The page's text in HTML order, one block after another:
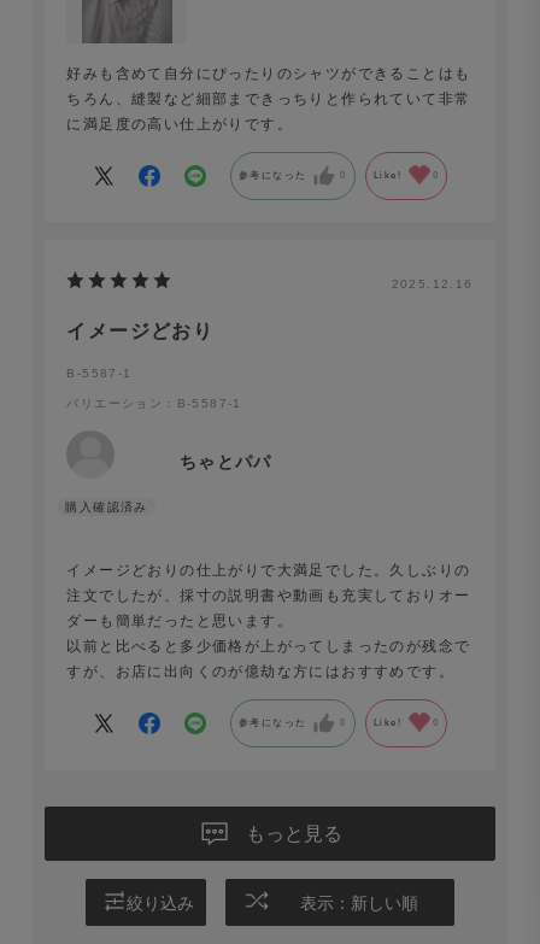
好みも含めて自分にぴったりのシャツができることはも
ちろん、縫製など細部まできっちりと作られていて非常
に満足度の高い仕上がりです。
参考になった 0 Like! 0
2025.12.16
イメージどおり
B-5587-1
バリエーション：B-5587-1
ちゃとパパ
イメージどおりの仕上がりで大満足でした。久しぶりの
注文でしたが、採寸の説明書や動画も充実しておりオー
ダーも簡単だったと思います。
以前と比べると多少価格が上がってしまったのが残念で
すが、お店に出向くのが億劫な方にはおすすめです。
参考になった 0 Like! 0
もっと見る
絞り込み 表示：新しい順